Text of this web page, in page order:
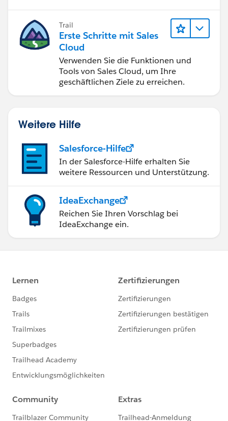
Trail
Erste Schritte mit Sales
Cloud
Verwenden Sie die Funktionen und
Tools von Sales Cloud, um Ihre
geschäftlichen Ziele zu erreichen.
Weitere Hilfe
Salesforce-Hilfe
In der Salesforce-Hilfe erhalten Sie
weitere Ressourcen und Unterstützung.
IdeaExchange
Reichen Sie Ihren Vorschlag bei
IdeaExchange ein.